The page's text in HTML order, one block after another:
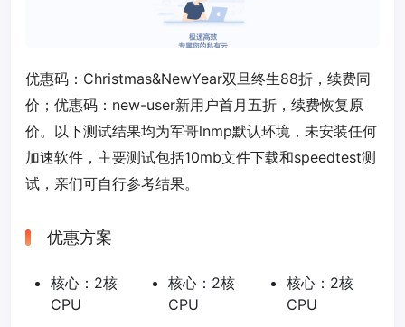
优惠码： Christmas&NewYear双旦终生88折，续费同
价；优惠码： new-user新用户首月五折，续费恢复原
价。以下测试结果均为军哥lnmp默认环境，未安装任何
加速软件，主要测试包括10mb文件下载和speedtest测
试，亲们可自行参考结果。
优惠方案
核心：2核
CPU
核心：2核
CPU
核心：2核
CPU